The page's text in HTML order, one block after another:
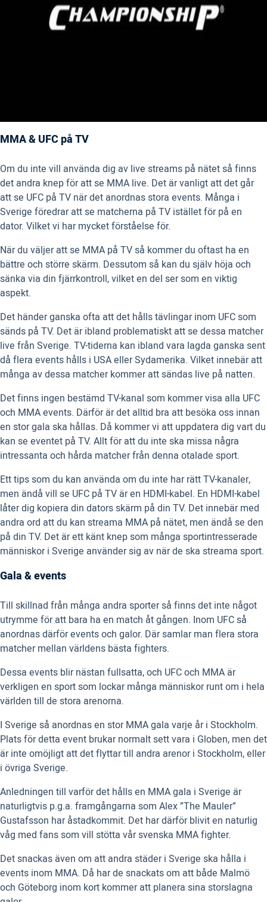
MMA & UFC på TV
Om du inte vill använda dig av live streams på nätet så finns
det andra knep för att se MMA live. Det är vanligt att det går
att se UFC på TV när det anordnas stora events. Många i
Sverige föredrar att se matcherna på TV istället för på en
dator. Vilket vi har mycket förståelse för.
När du väljer att se MMA på TV så kommer du oftast ha en
bättre och större skärm. Dessutom så kan du själv höja och
sänka via din fjärrkontroll, vilket en del ser som en viktig
aspekt.
Det händer ganska ofta att det hålls tävlingar inom UFC som
sänds på TV. Det är ibland problematiskt att se dessa matcher
live från Sverige. TV-tiderna kan ibland vara lagda ganska sent
då flera events hålls i USA eller Sydamerika. Vilket innebär att
många av dessa matcher kommer att sändas live på natten.
Det finns ingen bestämd TV-kanal som kommer visa alla UFC
och MMA events. Därför är det alltid bra att besöka oss innan
en stor gala ska hållas. Då kommer vi att uppdatera dig vart du
kan se eventet på TV. Allt för att du inte ska missa några
intressanta och hårda matcher från denna otalade sport.
Ett tips som du kan använda om du inte har rätt TV-kanaler,
men ändå vill se UFC på TV är en HDMI-kabel. En HDMI-kabel
låter dig kopiera din dators skärm på din TV. Det innebär med
andra ord att du kan streama MMA på nätet, men ändå se den
på din TV. Det är ett känt knep som många sportintresserade
människor i Sverige använder sig av när de ska streama sport.
Gala & events
Till skillnad från många andra sporter så finns det inte något
utrymme för att bara ha en match åt gången. Inom UFC så
anordnas därför events och galor. Där samlar man flera stora
matcher mellan världens bästa fighters.
Dessa events blir nästan fullsatta, och UFC och MMA är
verkligen en sport som lockar många människor runt om i hela
världen till de stora arenorna.
I Sverige så anordnas en stor MMA gala varje år i Stockholm.
Plats för detta event brukar normalt sett vara i Globen, men det
är inte omöjligt att det flyttar till andra arenor i Stockholm, eller
i övriga Sverige.
Anledningen till varför det hålls en MMA gala i Sverige är
naturligtvis p.g.a. framgångarna som Alex ”The Mauler”
Gustafsson har åstadkommit. Det har därför blivit en naturlig
våg med fans som vill stötta vår svenska MMA fighter.
Det snackas även om att andra städer i Sverige ska hålla i
events inom MMA. Då har de snackats om att både Malmö
och Göteborg inom kort kommer att planera sina storslagna